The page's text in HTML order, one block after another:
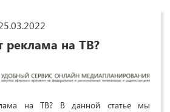
реклама на ТВ?
на ТВ? В данной статье мы